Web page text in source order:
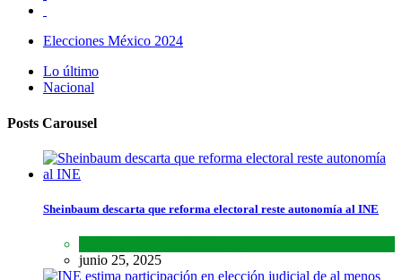
Elecciones México 2024
Lo último
Nacional
Posts Carousel
Sheinbaum descarta que reforma electoral reste autonomía al INE
junio 25, 2025